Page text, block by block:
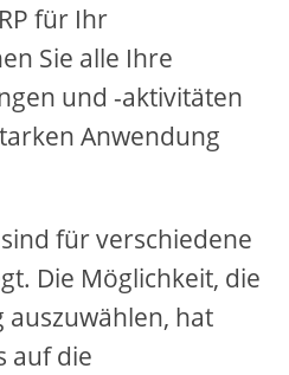
für Ihr
Sie alle Ihre
und -aktivitäten
Anwendung
für verschiedene
Die Möglichkeit, die
auszuwählen, hat
auf die